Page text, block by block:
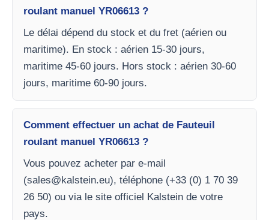
roulant manuel YR06613 ?
Le délai dépend du stock et du fret (aérien ou
maritime). En stock : aérien 15-30 jours,
maritime 45-60 jours. Hors stock : aérien 30-60
jours, maritime 60-90 jours.
Comment effectuer un achat de Fauteuil
roulant manuel YR06613 ?
Vous pouvez acheter par e-mail
(sales@kalstein.eu), téléphone (+33 (0) 1 70 39
26 50) ou via le site officiel Kalstein de votre
pays.